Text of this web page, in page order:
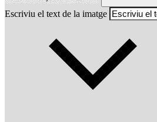
Escriviu el text de la imatge